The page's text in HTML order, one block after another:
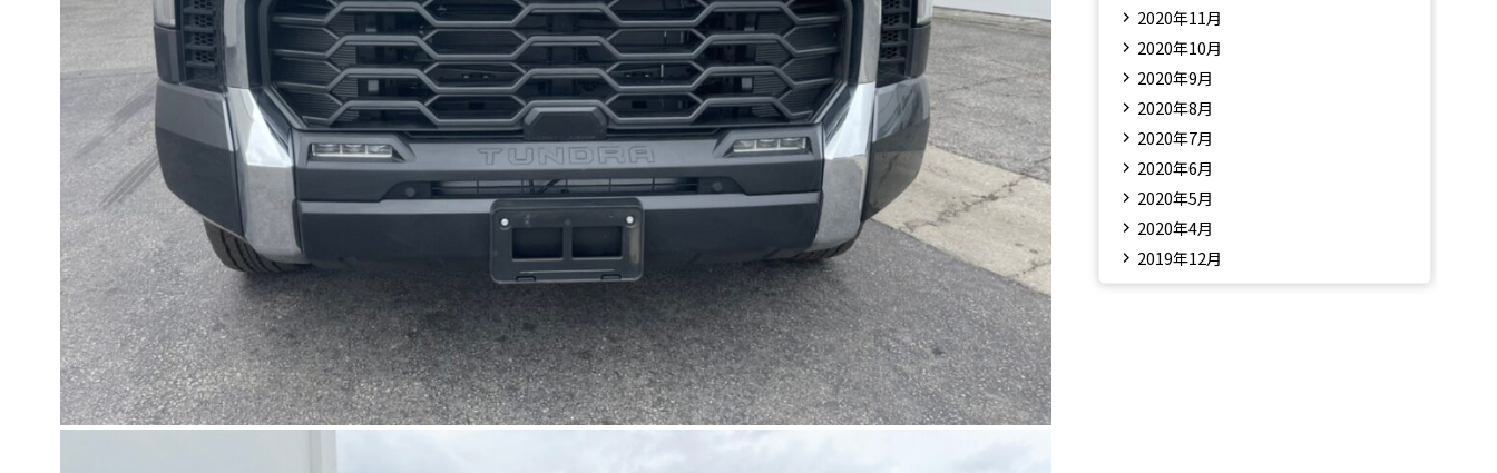
2020年11月
2020年10月
2020年9月
2020年8月
2020年7月
2020年6月
2020年5月
2020年4月
2019年12月